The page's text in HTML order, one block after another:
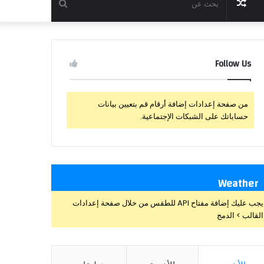
بحث
عن
مقال
عشوائي
Follow Us
من صفحة إعدادات إضافة أرقام قم بتعيين بيانات
حساباتك على الشبكات الإجتماعية.
Weather
يجب عليك إضافة مفتاح API للطقس من خلال صفحة إعدادات
القالب > الدمج